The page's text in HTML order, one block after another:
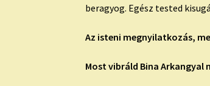
beragyog. Egész tested
Az isteni megnyilatkozás,
Most vibráld Bina Arkangyal